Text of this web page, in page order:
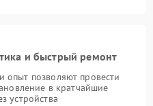
и быстрый ремонт
позволяют провести
в кратчайшие
устройства